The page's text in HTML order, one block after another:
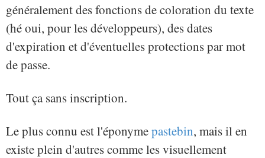
généralement des fonctions de coloration du texte
(hé oui, pour les développeurs), des dates
d'expiration et d'éventuelles protections par mot
de passe.
Tout ça sans inscription.
Le plus connu est l'éponymepastebin, mais il en
existe plein d'autres comme les visuellement